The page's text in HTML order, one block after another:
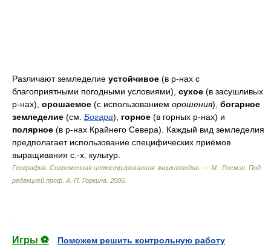
Различают земледелие устойчивое (в р-нах с
благоприятными погодными условиями), сухое (в засушливых
р-нах), орошаемое (с использованием орошения), богарное
земледелие (см. Богара), горное (в горных р-нах) и
полярное (в р-нах Крайнего Севера). Каждый вид земледелия
предполагает использование специфических приёмов
выращивания с.-х. культур.
География. Современная иллюстрированная энциклопедия. — М.: Росмэн Под
редакцией проф. А. П. Горкина 2006
Игры ⚽
Поможем решить контрольную работу